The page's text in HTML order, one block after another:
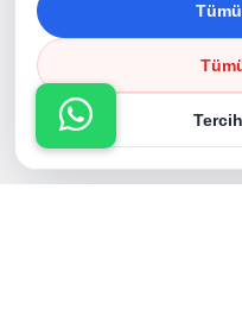
Ekipman Kiralama
Resimler
Referanslar
Bloglar